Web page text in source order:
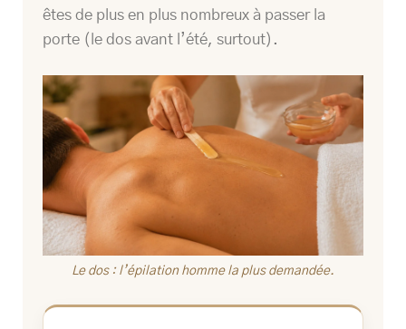
êtes de plus en plus nombreux à passer la
porte (le dos avant l’été, surtout).
Le dos : l’épilation homme la plus demandée.